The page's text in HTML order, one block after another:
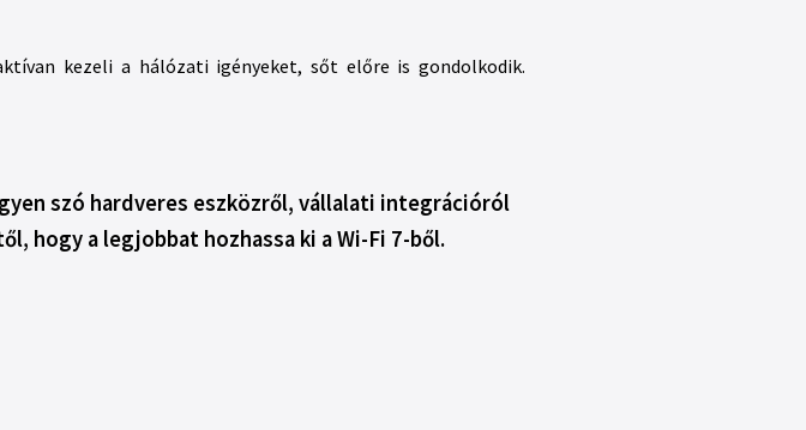
kezeli a hálózati igényeket, sőt előre is gondolkodik.
szó hardveres eszközről, vállalati integrációról
hogy a legjobbat hozhassa ki a Wi-Fi 7-ből.